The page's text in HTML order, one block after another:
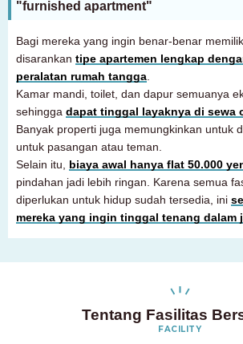
"furnished apartment"
Bagi mereka yang ingin benar-benar
disarankan tipe apartemen lengkap
peralatan rumah tangga
Kamar mandi, toilet, dan dapur semuanya
sehingga dapat tinggal layaknya di sewa
Banyak properti juga memungkinkan untuk
untuk pasangan atau teman.
Selain itu, biaya awal hanya flat 50.000
pindahan jadi lebih ringan. Karena semua
diperlukan untuk hidup sudah tersedia, ini
mereka yang ingin tinggal tenang dalam
Tentang Fasilitas
FACILITY
Hanya untuk calon penghuni dan